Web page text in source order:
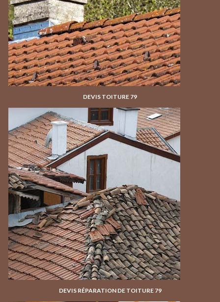
DEVIS TOITURE 79
DEVIS RÉPARATION DE TOITURE 79